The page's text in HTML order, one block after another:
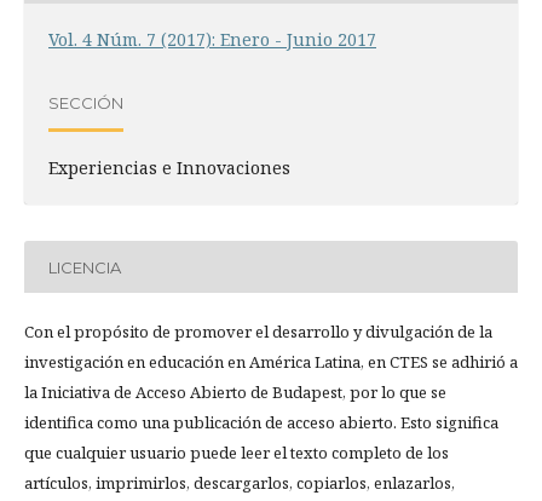
Vol. 4 Núm. 7 (2017): Enero - Junio 2017
SECCIÓN
Experiencias e Innovaciones
LICENCIA
Con el propósito de promover el desarrollo y divulgación de la
investigación en educación en América Latina, en CTES se adhirió a
la Iniciativa de Acceso Abierto de Budapest, por lo que se
identifica como una publicación de acceso abierto. Esto significa
que cualquier usuario puede leer el texto completo de los
artículos, imprimirlos, descargarlos, copiarlos, enlazarlos,